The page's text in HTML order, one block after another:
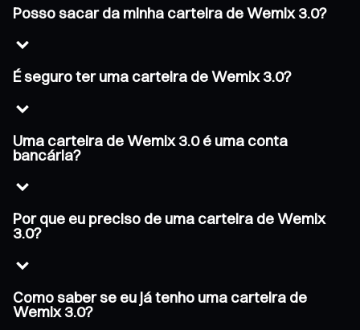
Posso sacar da minha carteira de Wemix 3.0?
É seguro ter uma carteira de Wemix 3.0?
Uma carteira de Wemix 3.0 é uma conta
bancária?
Por que eu preciso de uma carteira de Wemix
3.0?
Como saber se eu já tenho uma carteira de
Wemix 3.0?